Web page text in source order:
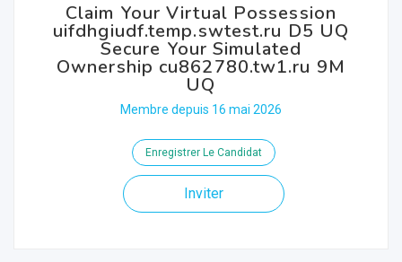
Claim Your Virtual Possession
uifdhgiudf.temp.swtest.ru D5 UQ
Secure Your Simulated
Ownership cu862780.tw1.ru 9M
UQ
Membre depuis 16 mai 2026
Enregistrer Le Candidat
Inviter